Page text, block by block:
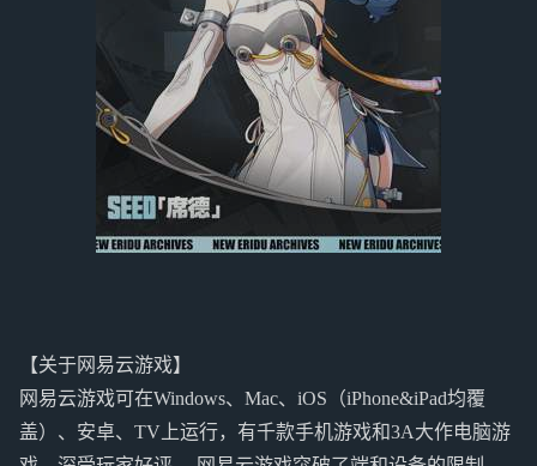
【关于网易云游戏】
网易云游戏可在Windows、Mac、iOS（iPhone&iPad均覆
盖）、安卓、TV上运行，有千款手机游戏和3A大作电脑游